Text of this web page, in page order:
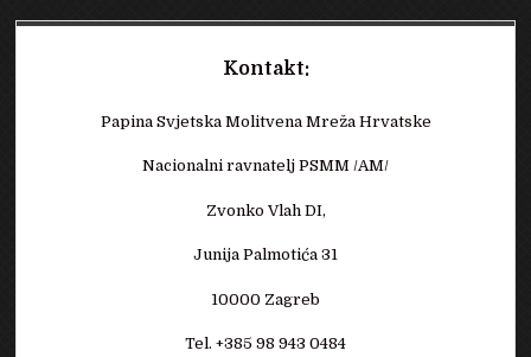
Kontakt:
Papina Svjetska Molitvena Mreža Hrvatske
Nacionalni ravnatelj PSMM /AM/
Zvonko Vlah DI,
Junija Palmotića 31
10000 Zagreb
Tel. +385 98 943 0484